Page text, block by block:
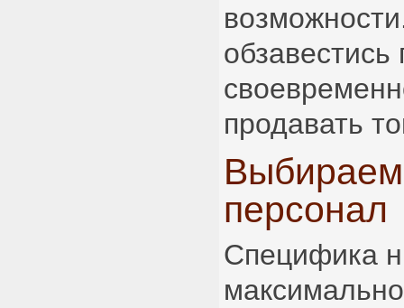
обзавестись
продавать
персонал
Специфика